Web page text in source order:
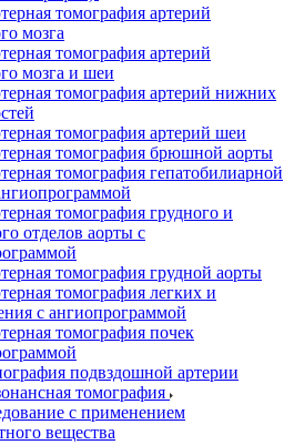
томография артерий
мозга
томография артерий
мозга и шеи
томография артерий нижних
томография артерий шеи
томография брюшной аорты
томография гепатобилиарной
томография грудного и
отделов аорты с
томография грудной аорты
томография легких и
с ангиопрограммой
томография почек
подвздошной артерии
томография
с применением
вещества